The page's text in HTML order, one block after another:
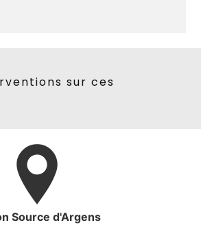
sur ces
Source d'Argens